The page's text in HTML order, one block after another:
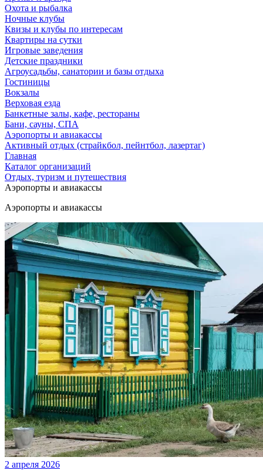
Охота и рыбалка
Ночные клубы
Квизы и клубы по интересам
Квартиры на сутки
Игровые заведения
Детские праздники
Агроусадьбы, санатории и базы отдыха
Гостиницы
Вокзалы
Верховая езда
Банкетные залы, кафе, рестораны
Бани, сауны, СПА
Аэропорты и авиакассы
Активный отдых (страйкбол, пейнтбол, лазертаг)
Главная
Каталог организаций
Отдых, туризм и путешествия
Аэропорты и авиакассы
Аэропорты и авиакассы
2 апреля 2026